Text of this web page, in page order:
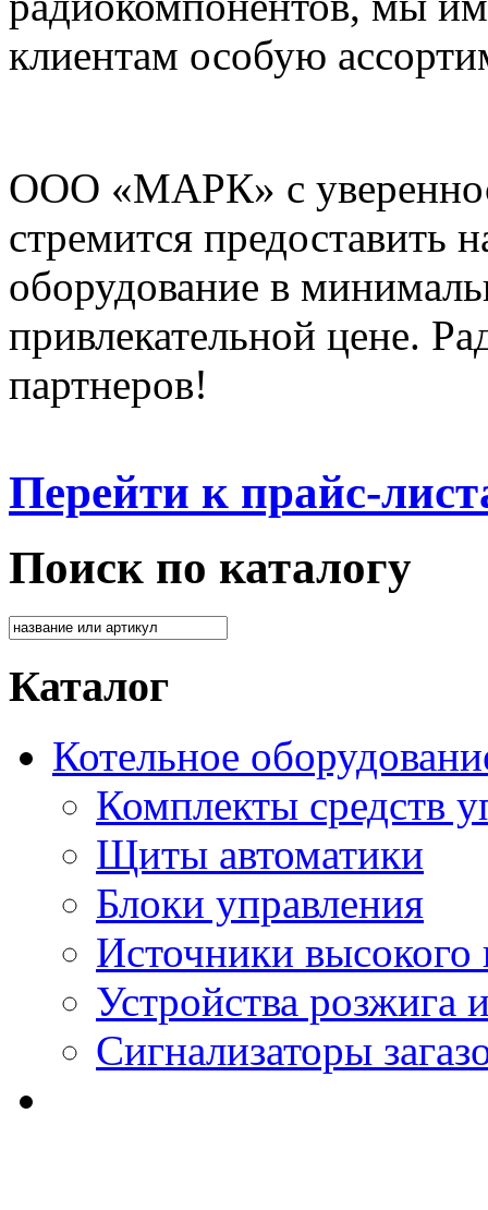
клиентам особую
ООО «МАРК» с
стремится предоставить
оборудование в
привлекательной цене.
партнеров!
Перейти к прайс-
Поиск по каталогу
Каталог
Котельное
Комплекты средств
Щиты автоматики
Блоки управления
Источники высокого
Устройства розжига
Сигнализаторы